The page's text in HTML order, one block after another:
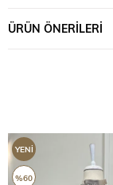
ÜRÜN ÖNERILERI
YENI
ÜRÜN
%60